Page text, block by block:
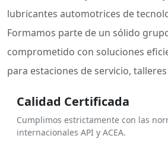
lubricantes automotrices de
Formamos parte de un sólido
comprometido con soluciones
para estaciones de servicio,
Calidad Certificada
Cumplimos estrictamente con las
internacionales API y ACEA.